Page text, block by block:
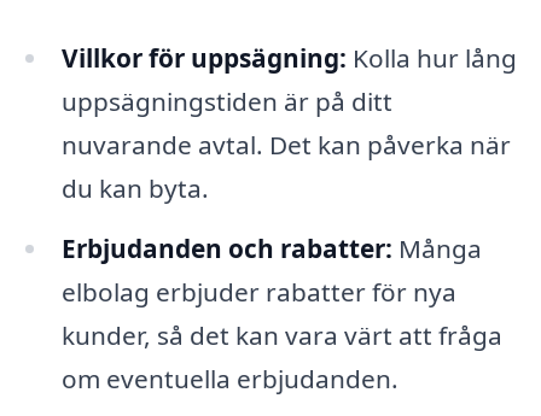
Villkor för uppsägning: Kolla hur lång
uppsägningstiden är på ditt
nuvarande avtal. Det kan påverka när
du kan byta.
Erbjudanden och rabatter: Många
elbolag erbjuder rabatter för nya
kunder, så det kan vara värt att fråga
om eventuella erbjudanden.